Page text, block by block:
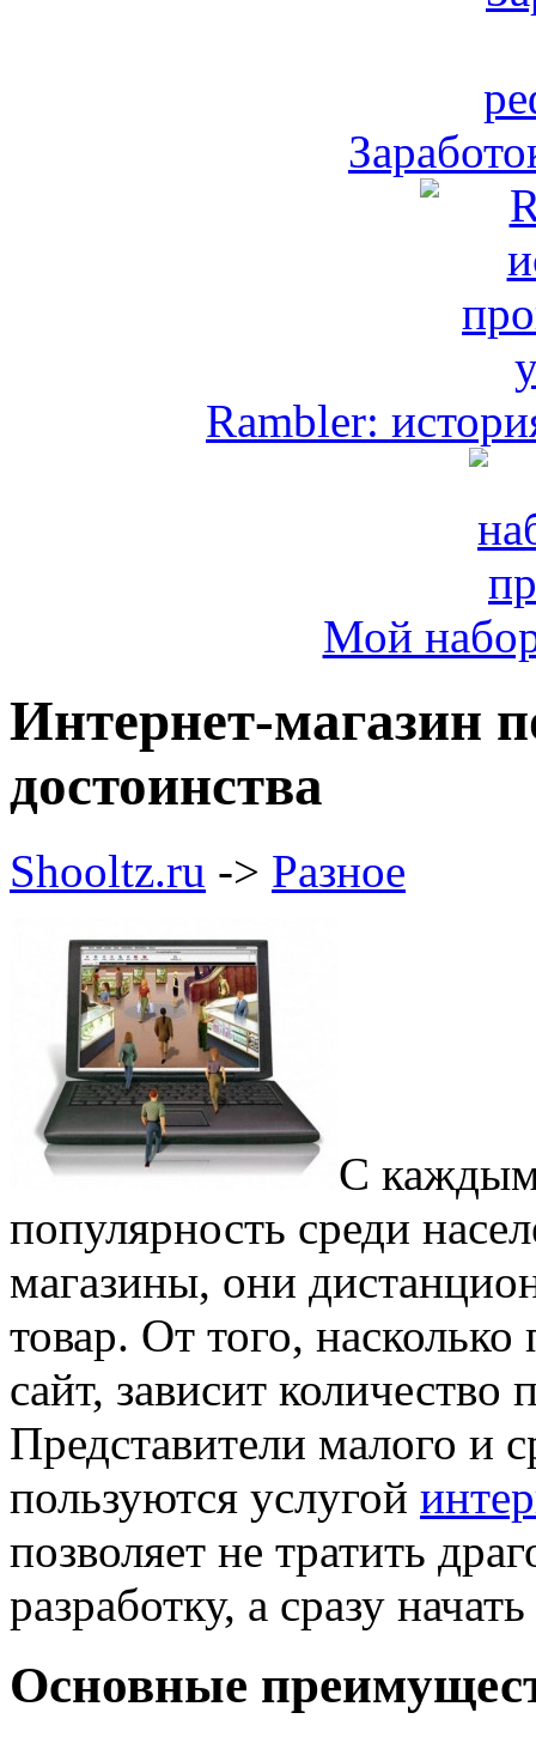
Rambler:
Мой
Интернет-магазин
достоинства
Shooltz.ru -> Разное
С
популярность среди
магазины, они
товар. От того,
сайт, зависит
Представители малого и
пользуются услугой
позволяет не тратить
разработку, а сразу
Основные